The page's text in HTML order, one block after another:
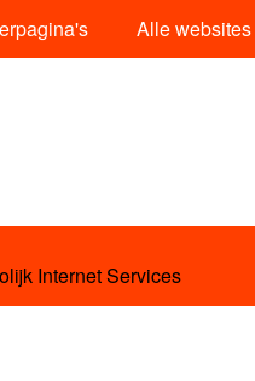
Alle websites
Internet Services